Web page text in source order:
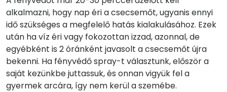
alkalmazni, hogy nap éri a csecsemőt, ugyanis ennyi
idő szükséges a megfelelő hatás kialakulásához. Ezek
után ha víz éri vagy fokozottan izzad, azonnal, de
egyébként is 2 óránként javasolt a csecsemőt újra
bekenni. Ha fényvédő spray-t választunk, először a
saját kezünkbe juttassuk, és onnan vigyük fel a
gyermek arcára, így nem kerül a szemébe.